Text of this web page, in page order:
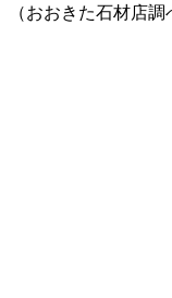
（おおきた石材店調